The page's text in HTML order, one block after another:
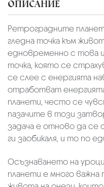
ОПИСАНИЕ
Ретроградните
гледна точка към
едновременно с това
точка, която се
се слее с енергията
отработват
планети, често се
пазачите в този
задача е отново да
ги заобикаля, и то по
Осъзнаването на
планети е много